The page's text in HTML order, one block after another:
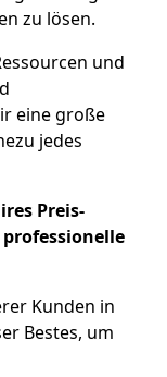
zu lösen.
und
eine große
jedes
Preis-
Kunden in
Bestes, um